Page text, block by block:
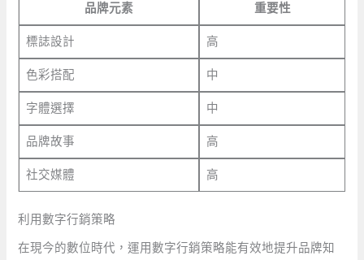
品牌元素 重要性
標誌設計 高
色彩搭配 中
字體選擇 中
品牌故事 高
社交媒體 高
利用數字行銷策略
在現今的數位時代，運用數字行銷策略能有效地提升品牌知